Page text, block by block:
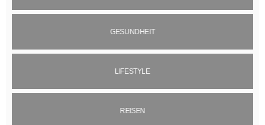
GESUNDHEIT
LIFESTYLE
REISEN